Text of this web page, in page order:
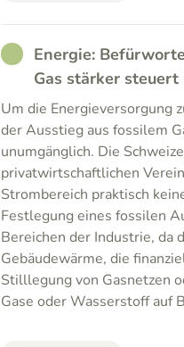
RATHER_GOOD
Energie:
Gas stärker
Um die Energieversorgung
der Ausstieg aus fossilem
unumgänglich. Die
privatwirtschaftlichen
Strombereich praktisch
Festlegung eines fossilen
Bereichen der Industrie, da
Gebäudewärme, die
Stilllegung von Gasnetzen
Gase oder Wasserstoff auf